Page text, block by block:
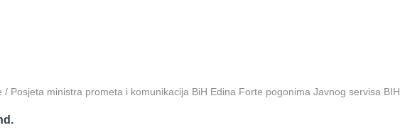
/ Posjeta ministra prometa i komunikacija BiH Edina Forte pogonima Javnog servisa BIH